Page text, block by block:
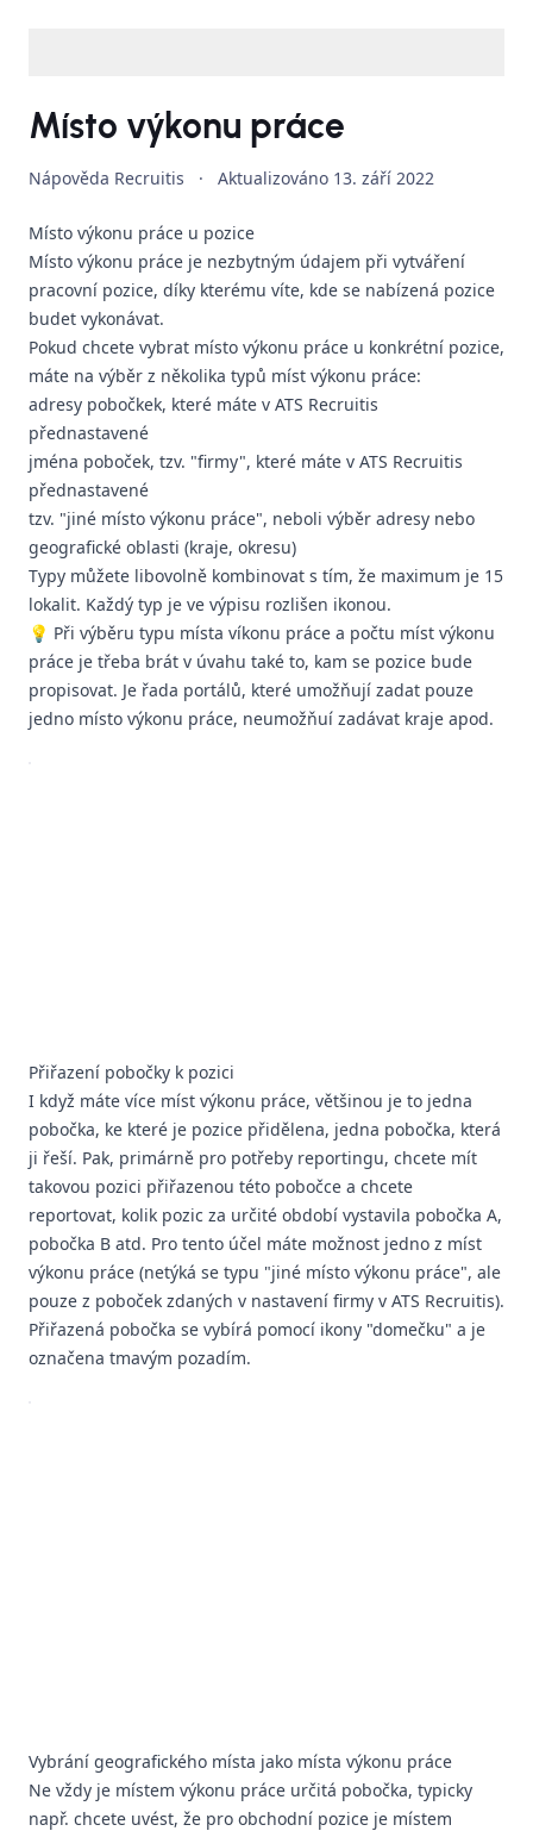
Místo výkonu práce
Nápověda Recruitis · Aktualizováno 13. září 2022
Místo výkonu práce u pozice
Místo výkonu práce je nezbytným údajem při vytváření
pracovní pozice, díky kterému víte, kde se nabízená pozice
budet vykonávat.
Pokud chcete vybrat místo výkonu práce u konkrétní pozice,
máte na výběr z několika typů míst výkonu práce:
adresy pobočkek, které máte v ATS Recruitis
přednastavené
jména poboček, tzv. "firmy", které máte v ATS Recruitis
přednastavené
tzv. "jiné místo výkonu práce", neboli výběr adresy nebo
geografické oblasti (kraje, okresu)
Typy můžete libovolně kombinovat s tím, že maximum je 15
lokalit. Každý typ je ve výpisu rozlišen ikonou.
💡 Při výběru typu místa víkonu práce a počtu míst výkonu
práce je třeba brát v úvahu také to, kam se pozice bude
propisovat. Je řada portálů, které umožňují zadat pouze
jedno místo výkonu práce, neumožňuí zadávat kraje apod.
Přiřazení pobočky k pozici
I když máte více míst výkonu práce, většinou je to jedna
pobočka, ke které je pozice přidělena, jedna pobočka, která
ji řeší. Pak, primárně pro potřeby reportingu, chcete mít
takovou pozici přiřazenou této pobočce a chcete
reportovat, kolik pozic za určité období vystavila pobočka A,
pobočka B atd. Pro tento účel máte možnost jedno z míst
výkonu práce (netýká se typu "jiné místo výkonu práce", ale
pouze z poboček zdaných v nastavení firmy v ATS Recruitis).
Přiřazená pobočka se vybírá pomocí ikony "domečku" a je
označena tmavým pozadím.
Vybrání geografického místa jako místa výkonu práce
Ne vždy je místem výkonu práce určitá pobočka, typicky
např. chcete uvést, že pro obchodní pozice je místem